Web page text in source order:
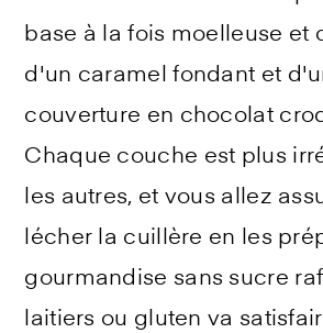
base à la fois moelleuse et
d'un caramel fondant et
couverture en chocolat
Chaque couche est plus
les autres, et vous allez
lécher la cuillère en les
gourmandise sans sucre
laitiers ou gluten va